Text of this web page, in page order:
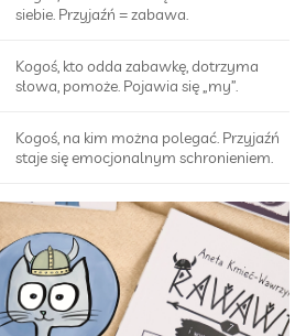
siebie. Przyjaźń = zabawa.
Kogoś, kto odda zabawkę, dotrzyma
słowa, pomoże. Pojawia się „my”.
Kogoś, na kim można polegać. Przyjaźń
staje się emocjonalnym schronieniem.